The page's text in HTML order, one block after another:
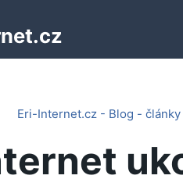
Eri-Internet.cz - Blog - články